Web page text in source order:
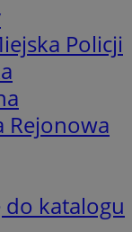
Policji
Rejonowa
katalogu